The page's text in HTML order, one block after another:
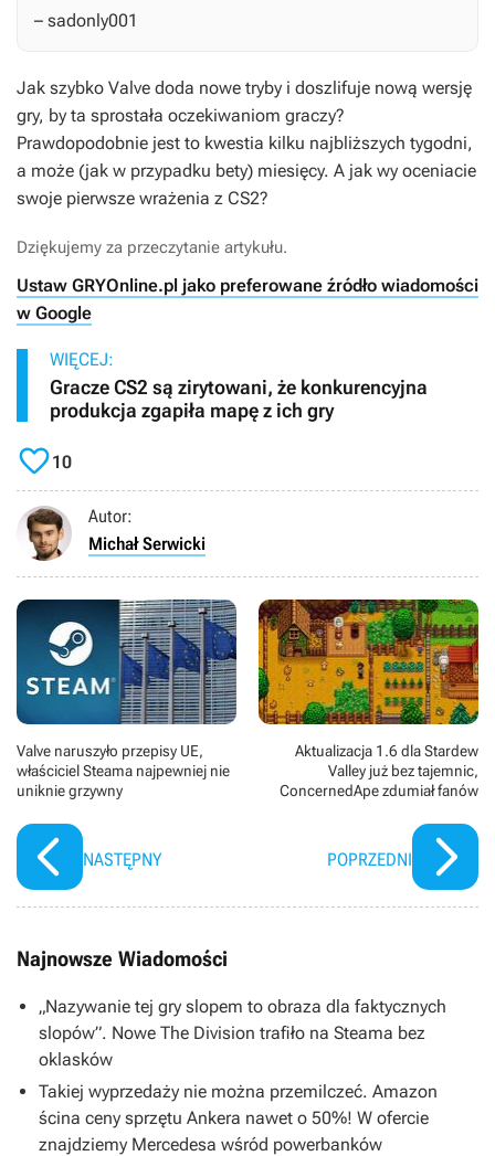
– sadonly001
Jak szybko Valve doda nowe tryby i doszlifuje nową wersję
gry, by ta sprostała oczekiwaniom graczy?
Prawdopodobnie jest to kwestia kilku najbliższych tygodni,
a może (jak w przypadku bety) miesięcy. A jak wy oceniacie
swoje pierwsze wrażenia z CS2?
Dziękujemy za przeczytanie artykułu.
Ustaw GRYOnline.pl jako preferowane źródło wiadomości
w Google
WIĘCEJ:
Gracze CS2 są zirytowani, że konkurencyjna
produkcja zgapiła mapę z ich gry
10
Autor:
Michał Serwicki
Valve naruszyło przepisy UE,
właściciel Steama najpewniej nie
uniknie grzywny
NASTĘPNY
Aktualizacja 1.6 dla Stardew
Valley już bez tajemnic,
ConcernedApe zdumiał fanów
POPRZEDNI
Najnowsze Wiadomości
„Nazywanie tej gry slopem to obraza dla faktycznych
slopów”. Nowe The Division trafiło na Steama bez
oklasków
Takiej wyprzedaży nie można przemilczeć. Amazon
ścina ceny sprzętu Ankera nawet o 50%! W ofercie
znajdziemy Mercedesa wśród powerbanków